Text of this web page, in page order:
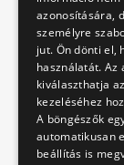
azonosítására,
személyre
jut. Ön dönti el,
használatát. Az
kiválaszthatja
kezeléséhez
A böngészők
automatikusan
beállítás is